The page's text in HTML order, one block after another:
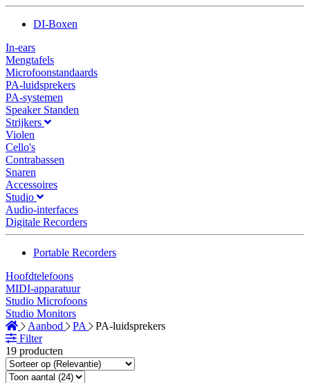
DI-Boxen
In-ears
Mengtafels
Microfoonstandaards
PA-luidsprekers
PA-systemen
Speaker Standen
Strijkers
Violen
Cello's
Contrabassen
Snaren
Accessoires
Studio
Audio-interfaces
Digitale Recorders
Portable Recorders
Hoofdtelefoons
MIDI-apparatuur
Studio Microfoons
Studio Monitors
Aanbod
PA
PA-luidsprekers
Filter
19 producten